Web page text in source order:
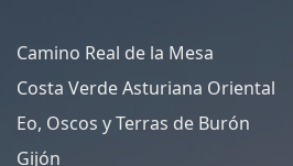
Camino Real de la Mesa
Costa Verde Asturiana Oriental
Eo, Oscos y Terras de Burón
Gijón